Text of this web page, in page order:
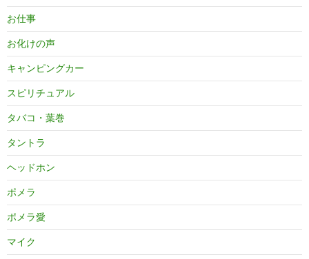
お仕事
お化けの声
キャンピングカー
スピリチュアル
タバコ・葉巻
タントラ
ヘッドホン
ポメラ
ポメラ愛
マイク